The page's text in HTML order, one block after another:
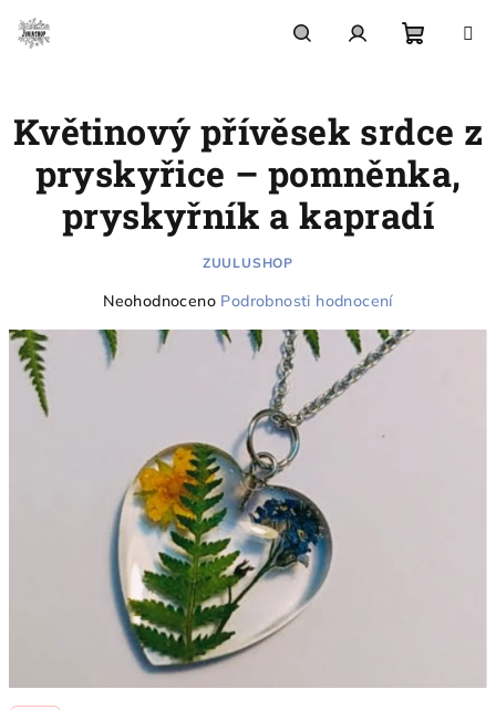
obsah
košík
Květinový přívěsek srdce z
pryskyřice – pomněnka,
pryskyřník a kapradí
ZUULUSHOP
Průměrné
produktu
je
hvězdiček.
Neohodnoceno Podrobnosti hodnocení